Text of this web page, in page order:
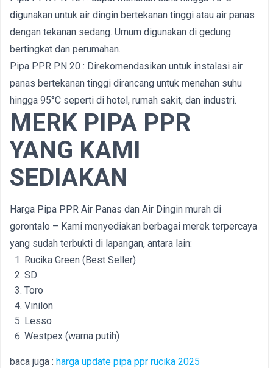
digunakan untuk air dingin bertekanan tinggi atau air panas
dengan tekanan sedang. Umum digunakan di gedung
bertingkat dan perumahan.
Pipa PPR PN 20 : Direkomendasikan untuk instalasi air
panas bertekanan tinggi dirancang untuk menahan suhu
hingga 95°C seperti di hotel, rumah sakit, dan industri.
MERK PIPA PPR
YANG KAMI
SEDIAKAN
Harga Pipa PPR Air Panas dan Air Dingin murah di
gorontalo – Kami menyediakan berbagai merek terpercaya
yang sudah terbukti di lapangan, antara lain:
Rucika Green (Best Seller)
SD
Toro
Vinilon
Lesso
Westpex (warna putih)
baca juga : harga update pipa ppr rucika 2025